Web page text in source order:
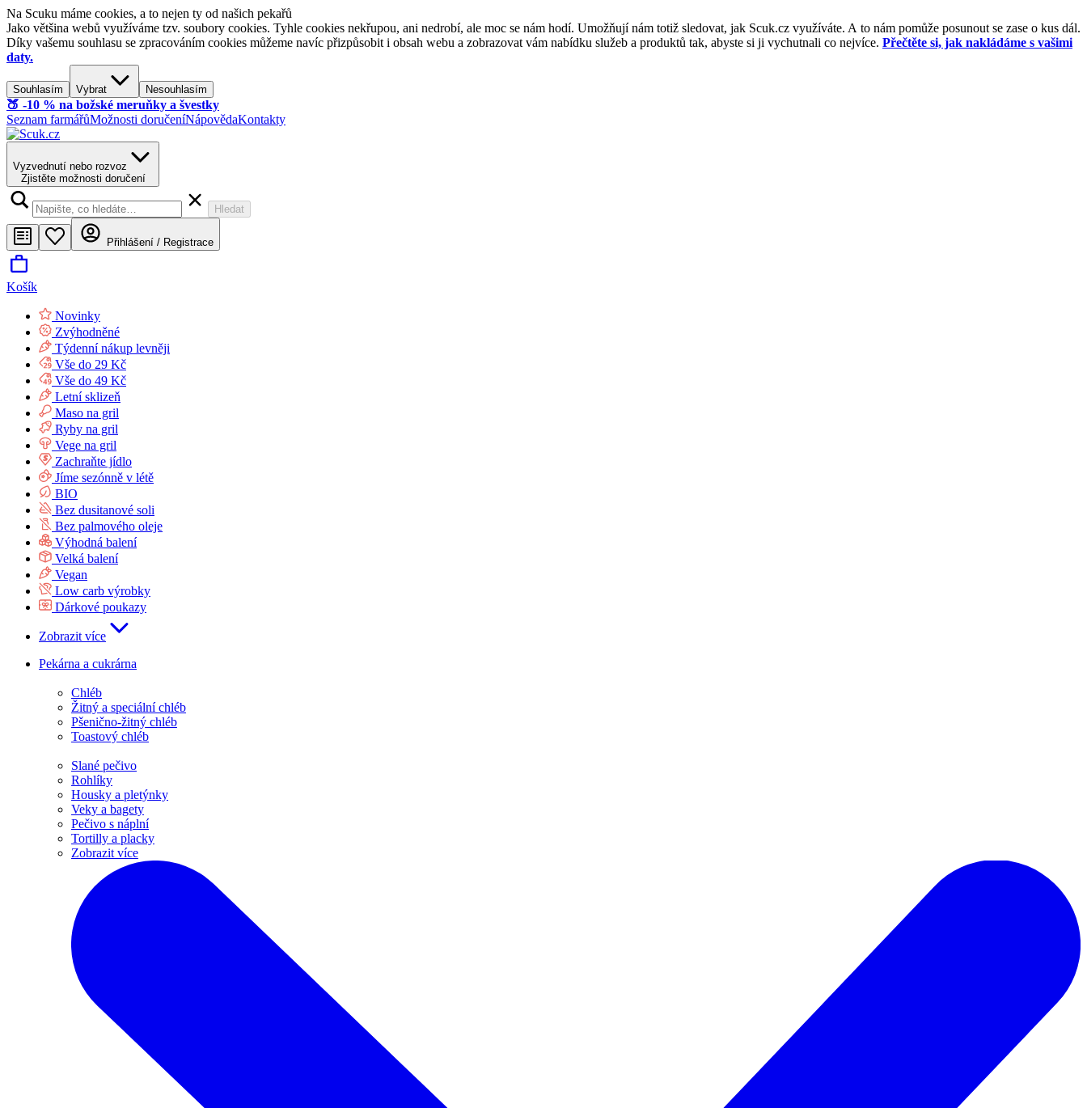
Na Scuku máme cookies, a to nejen ty od našich pekařů
Jako většina webů využíváme tzv. soubory cookies. Tyhle cookies nekřupou, ani nedrobí, ale moc se nám hodí. Umožňují nám totiž sledovat, jak Scuk.cz využíváte. A to nám pomůže posunout se zase o kus dál.
Díky vašemu souhlasu se zpracováním cookies můžeme navíc přizpůsobit i obsah webu a zobrazovat vám nabídku služeb a produktů tak, abyste si ji vychutnali co nejvíce. Přečtěte si, jak nakládáme s vašimi
daty.
Souhlasím Vybrat Nesouhlasím
🍑​ -10 % na božské meruňky a švestky
Seznam farmářůMožnosti doručeníNápovědaKontakty
Vyzvednutí nebo rozvoz
Zjistěte možnosti doručení
Hledat
Přihlášení / Registrace
Košík
Novinky
Zvýhodněné
Týdenní nákup levněji
Vše do 29 Kč
Vše do 49 Kč
Letní sklizeň
Maso na gril
Ryby na gril
Vege na gril
Zachraňte jídlo
Jíme sezónně v létě
BIO
Bez dusitanové soli
Bez palmového oleje
Výhodná balení
Velká balení
Vegan
Low carb výrobky
Dárkové poukazy
Zobrazit více
Pekárna a cukrárna
Chléb
Žitný a speciální chléb
Pšenično-žitný chléb
Toastový chléb
Slané pečivo
Rohlíky
Housky a pletýnky
Veky a bagety
Pečivo s náplní
Tortilly a placky
Zobrazit více